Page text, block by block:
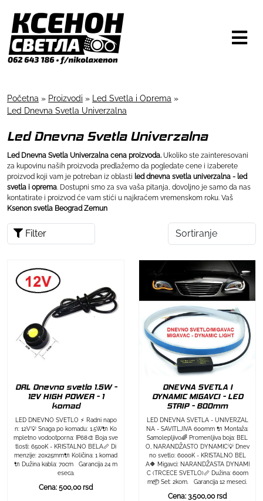
Početna » Proizvodi » Led Svetla i Oprema »
Led Dnevna Svetla Univerzalna
Led Dnevna Svetla Univerzalna
Led Dnevna Svetla Univerzalna cena proizvoda. Ukoliko ste zainteresovani
za kupovinu naših proizvoda predlažemo da pogledate cene i izaberete
proizvod koji vam je potreban iz oblasti led dnevna svetla univerzalna - led
svetla i oprema . Dostupni smo za sva vaša pitanja, dovoljno je samo da nas
kontatirate i proizvod će vam stići u najkraćem vremenskom roku. Vaš
Ksenon svetla Beograd Zemun
Filter
DRL Dnevno svetlo 1.5W -
12V HIGH POWER - 1
komad
LED DNEVNO SVETLO ⚡ Radni napo
n: 12V💡 Snaga po komadu: 1.5W🔌 Ko
mpletno vodootporna: IP68🎨 Boja sve
tlosti: 6500K - KRISTALNO BELA📏 Di
menzije: 20x25mm🔌 Količina: 1 komad
🔌 Dužina kabla: 70cm Garancija 24 m
eseca.
Cena: 500,00 rsd
DNEVNA SVETLA I
DYNAMIC MIGAVCI - LED
STRIP - 600mm
LED DNEVNA SVETLA - UNIVERZAL
NA - SAVITLJIVA 600mm 🔌 Montaža:
Samolepljivo🌈 Promenljiva boja: BEL
O, NARANDŽASTO DYNAMIC💡 Dnev
no svetlo: 6000K - KRISTALNO BEL
A🔶 Migavci: NARANDŽASTA DYNAMI
C (TRCECE SVETLO)📏 Dužina: 600m
m📦 Set: 2kom. Garancija 12 meseci.
Cena: 3.500,00 rsd